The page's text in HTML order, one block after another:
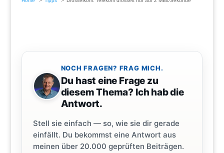
NOCH FRAGEN? FRAG MICH.
Du hast eine Frage zu
diesem Thema? Ich hab die
Antwort.
Stell sie einfach — so, wie sie dir gerade
einfällt. Du bekommst eine Antwort aus
meinen über 20.000 geprüften Beiträgen.